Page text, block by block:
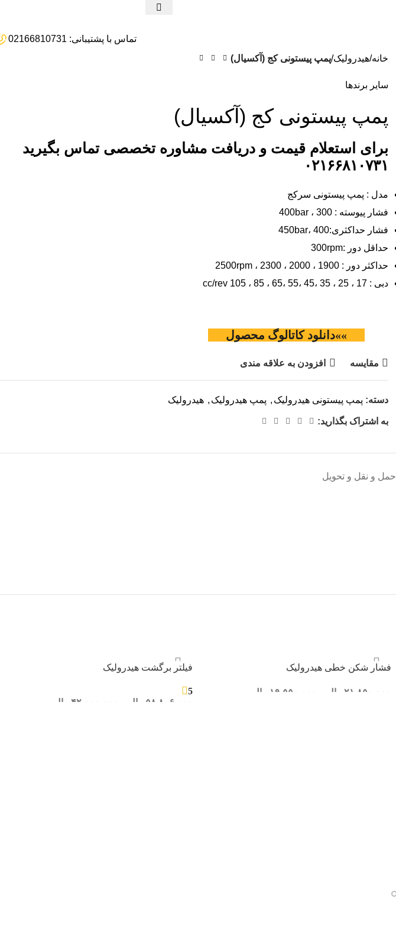
تماس با پشتیبانی: 02166810731
خانه هیدرولیک پمپ پیستونی کج (آکسیال)
سایر برندها
پمپ پیستونی کج (آکسیال)
برای استعلام قیمت و دریافت مشاوره تخصصی تماس بگیرید
۰۲۱۶۶۸۱۰۷۳۱
مدل : پمپ پیستونی سرکج
فشار پیوسته : 300 ، 400bar
فشار حداکثری:400 ،450bar
حداقل دور :300rpm
حداکثر دور : 1900 ، 2000 ، 2300 ، 2500rpm
دبی : 17 ، 25 ، 35 ،45 ،55 ،65 ، 85 ، 105 cc/rev
»»دانلود کاتالوگ محصول
مقایسه افزودن به علاقه مندی
دسته: پمپ پیستونی هیدرولیک , پمپ هیدرولیک , هیدرولیک
به اشتراک بگذارید:
حمل و نقل و تحویل
فشار شکن خطی هیدرولیک
۲۱.۸۵۰.۰۰۰ ریال ۱۹.۵۵۰.۰۰۰ ریال
فیلتر برگشت هیدرولیک
5
۵۸.۸۰۶.۰۰۰ ریال ۴۲.۰۰۰.۰۰۰ ریال